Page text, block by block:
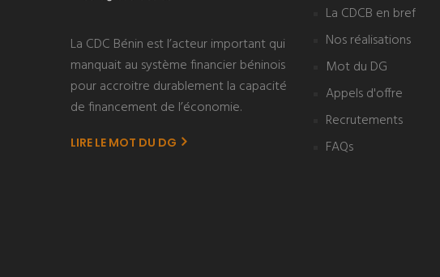
La CDC Bénin est l’acteur important qui
manquait au système financier béninois
pour accroitre durablement la capacité
de financement de l’économie.
LIRE LE MOT DU DG
La CDCB en bref
Nos réalisations
Mot du DG
Appels d'offre
Recrutements
FAQs